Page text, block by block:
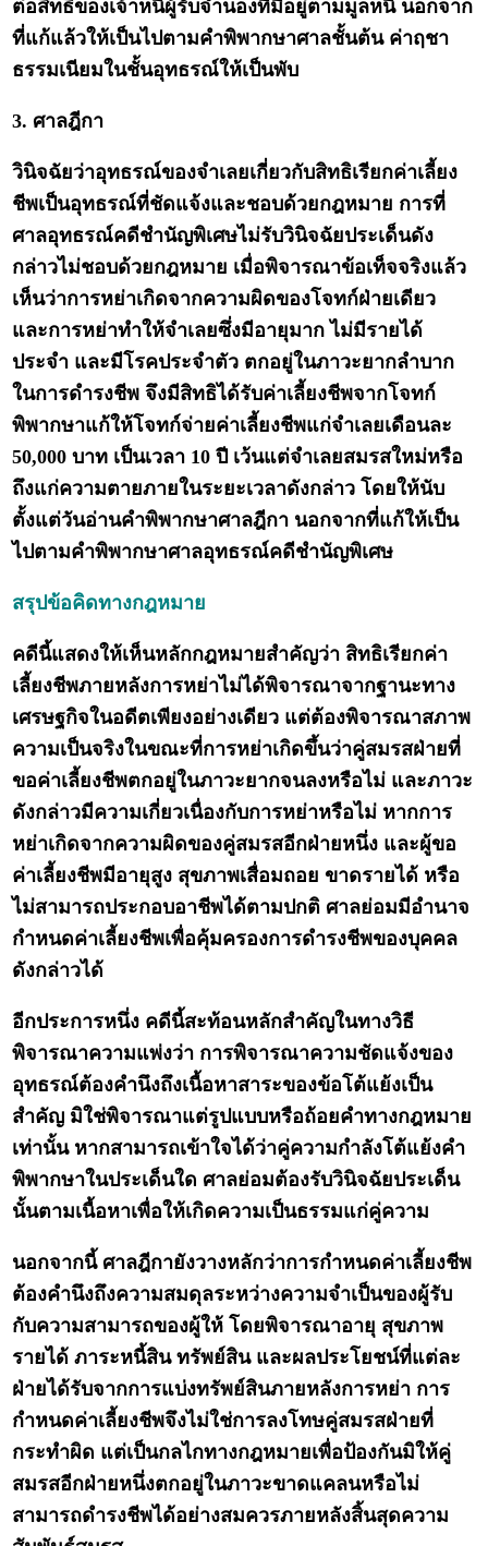
ต่อสิทธิของเจ้าหนี้ผู้รับจำนองที่มีอยู่ตามมูลหนี้ นอกจาก
ที่แก้แล้วให้เป็นไปตามคำพิพากษาศาลชั้นต้น ค่าฤชา
ธรรมเนียมในชั้นอุทธรณ์ให้เป็นพับ
3. ศาลฎีกา
วินิจฉัยว่าอุทธรณ์ของจำเลยเกี่ยวกับสิทธิเรียกค่าเลี้ยง
ชีพเป็นอุทธรณ์ที่ชัดแจ้งและชอบด้วยกฎหมาย การที่
ศาลอุทธรณ์คดีชำนัญพิเศษไม่รับวินิจฉัยประเด็นดัง
กล่าวไม่ชอบด้วยกฎหมาย เมื่อพิจารณาข้อเท็จจริงแล้ว
เห็นว่าการหย่าเกิดจากความผิดของโจทก์ฝ่ายเดียว
และการหย่าทำให้จำเลยซึ่งมีอายุมาก ไม่มีรายได้
ประจำ และมีโรคประจำตัว ตกอยู่ในภาวะยากลำบาก
ในการดำรงชีพ จึงมีสิทธิได้รับค่าเลี้ยงชีพจากโจทก์
พิพากษาแก้ให้โจทก์จ่ายค่าเลี้ยงชีพแก่จำเลยเดือนละ
50,000 บาท เป็นเวลา 10 ปี เว้นแต่จำเลยสมรสใหม่หรือ
ถึงแก่ความตายภายในระยะเวลาดังกล่าว โดยให้นับ
ตั้งแต่วันอ่านคำพิพากษาศาลฎีกา นอกจากที่แก้ให้เป็น
ไปตามคำพิพากษาศาลอุทธรณ์คดีชำนัญพิเศษ
สรุปข้อคิดทางกฎหมาย
คดีนี้แสดงให้เห็นหลักกฎหมายสำคัญว่า สิทธิเรียกค่า
เลี้ยงชีพภายหลังการหย่าไม่ได้พิจารณาจากฐานะทาง
เศรษฐกิจในอดีตเพียงอย่างเดียว แต่ต้องพิจารณาสภาพ
ความเป็นจริงในขณะที่การหย่าเกิดขึ้นว่าคู่สมรสฝ่ายที่
ขอค่าเลี้ยงชีพตกอยู่ในภาวะยากจนลงหรือไม่ และภาวะ
ดังกล่าวมีความเกี่ยวเนื่องกับการหย่าหรือไม่ หากการ
หย่าเกิดจากความผิดของคู่สมรสอีกฝ่ายหนึ่ง และผู้ขอ
ค่าเลี้ยงชีพมีอายุสูง สุขภาพเสื่อมถอย ขาดรายได้ หรือ
ไม่สามารถประกอบอาชีพได้ตามปกติ ศาลย่อมมีอำนาจ
กำหนดค่าเลี้ยงชีพเพื่อคุ้มครองการดำรงชีพของบุคคล
ดังกล่าวได้
อีกประการหนึ่ง คดีนี้สะท้อนหลักสำคัญในทางวิธี
พิจารณาความแพ่งว่า การพิจารณาความชัดแจ้งของ
อุทธรณ์ต้องคำนึงถึงเนื้อหาสาระของข้อโต้แย้งเป็น
สำคัญ มิใช่พิจารณาแต่รูปแบบหรือถ้อยคำทางกฎหมาย
เท่านั้น หากสามารถเข้าใจได้ว่าคู่ความกำลังโต้แย้งคำ
พิพากษาในประเด็นใด ศาลย่อมต้องรับวินิจฉัยประเด็น
นั้นตามเนื้อหาเพื่อให้เกิดความเป็นธรรมแก่คู่ความ
นอกจากนี้ ศาลฎีกายังวางหลักว่าการกำหนดค่าเลี้ยงชีพ
ต้องคำนึงถึงความสมดุลระหว่างความจำเป็นของผู้รับ
กับความสามารถของผู้ให้ โดยพิจารณาอายุ สุขภาพ
รายได้ ภาระหนี้สิน ทรัพย์สิน และผลประโยชน์ที่แต่ละ
ฝ่ายได้รับจากการแบ่งทรัพย์สินภายหลังการหย่า การ
กำหนดค่าเลี้ยงชีพจึงไม่ใช่การลงโทษคู่สมรสฝ่ายที่
กระทำผิด แต่เป็นกลไกทางกฎหมายเพื่อป้องกันมิให้คู่
สมรสอีกฝ่ายหนึ่งตกอยู่ในภาวะขาดแคลนหรือไม่
สามารถดำรงชีพได้อย่างสมควรภายหลังสิ้นสุดความ